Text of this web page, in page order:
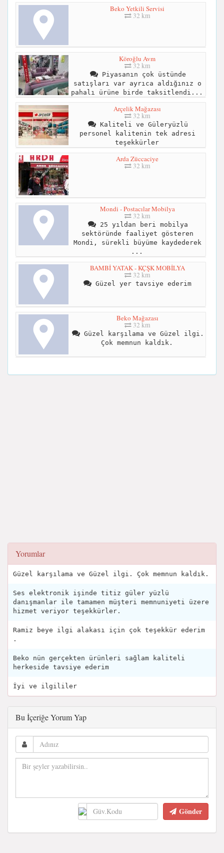
Beko Yetkili Servisi
32 km
Köroğlu Avm
32 km
Piyasanın çok üstünde
satışları var ayrıca aldığınız o
pahalı ürüne birde taksitlendi...
Arçelik Mağazası
32 km
Kaliteli ve Güleryüzlü
personel kalitenin tek adresi
teşekkürler
Arda Züccaciye
32 km
Mondi - Postacılar Mobilya
32 km
25 yıldan beri mobilya
sektöründe faaliyet gösteren
Mondi, sürekli büyüme kaydederek
...
BAMBİ YATAK - KÇŞK MOBİLYA
32 km
Güzel yer tavsiye ederim
Beko Mağazası
32 km
Güzel karşılama ve Güzel ilgi.
Çok memnun kaldık.
Yorumlar
Güzel karşılama ve Güzel ilgi. Çok memnun kaldık.
Ses elektronik işinde titiz güler yüzlü
danışmanlar ile tamamen müşteri memnuniyeti üzere
hizmet veriyor teşekkürler.
Ramiz beye ilgi alakası için çok teşekkür ederim
.
Beko nün gerçekten ürünleri sağlam kaliteli
herkeside tavsiye ederim
İyi ve ilgililer
Bu İçeriğe Yorum Yap
Gönder